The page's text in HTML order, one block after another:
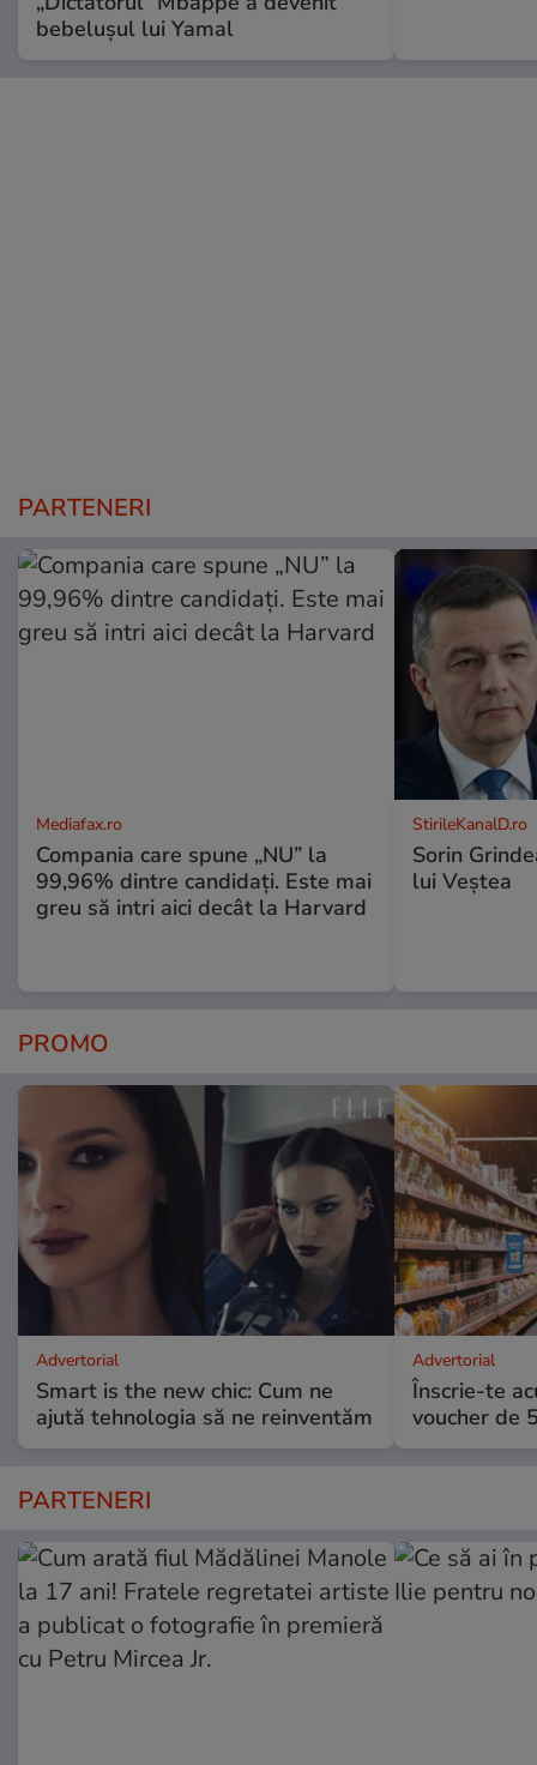
bebelușul lui Yamal
PARTENERI
Mediafax.ro
Compania care spune „NU” la
99,96% dintre candidați. Este mai
greu să intri aici decât la Harvard
StirileKanalD.ro
Sorin
lui Veștea
PROMO
Advertorial
Smart is the new chic: Cum ne
ajută tehnologia să ne reinventăm
Advertorial
Înscrie-te
voucher de
PARTENERI